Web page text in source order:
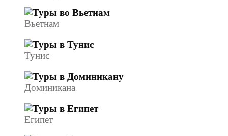
Вьетнам
Тунис
Доминикана
Египет